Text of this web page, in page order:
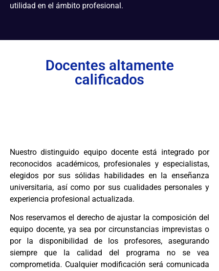
utilidad en el ámbito profesional.
Docentes altamente
calificados
Nuestro distinguido equipo docente está integrado por
reconocidos académicos, profesionales y especialistas,
elegidos por sus sólidas habilidades en la enseñanza
universitaria, así como por sus cualidades personales y
experiencia profesional actualizada.
Nos reservamos el derecho de ajustar la composición del
equipo docente, ya sea por circunstancias imprevistas o
por la disponibilidad de los profesores, asegurando
siempre que la calidad del programa no se vea
comprometida. Cualquier modificación será comunicada